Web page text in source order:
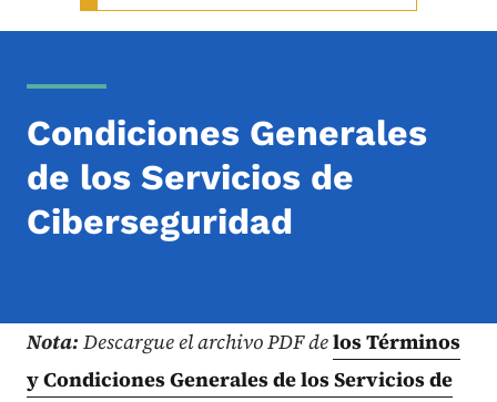
Condiciones Generales
de los Servicios de
Ciberseguridad
Nota: Descargue el archivo PDF delos Términos
y Condiciones Generales de los Servicios de